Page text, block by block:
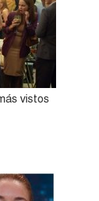
vistos